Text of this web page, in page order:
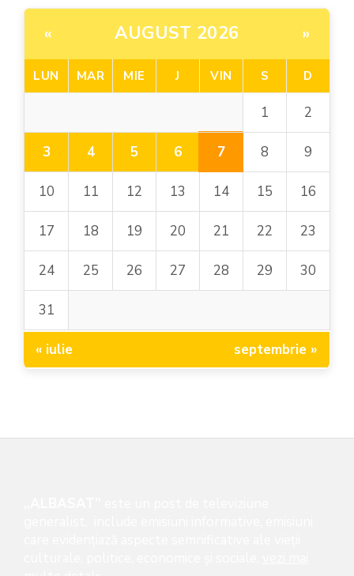
« AUGUST 2026 »
LUN MAR MIE J VIN S D
1 2
3 4 5 6 7 8 9
10 11 12 13 14 15 16
17 18 19 20 21 22 23
24 25 26 27 28 29 30
31
« iulie septembrie »